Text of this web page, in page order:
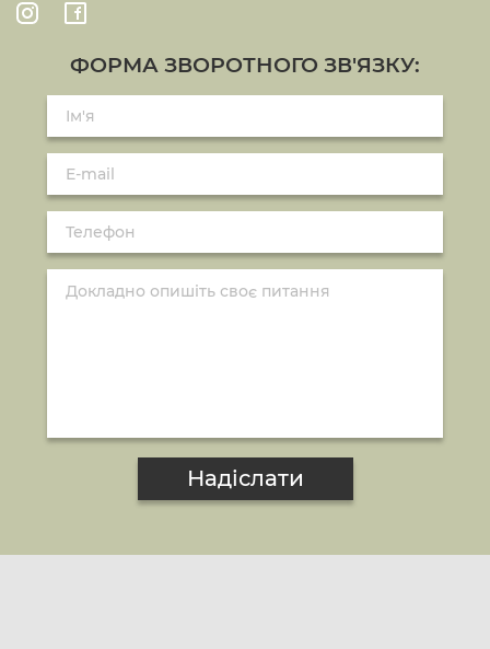
ФОРМА ЗВОРОТНОГО ЗВ'ЯЗКУ:
Надіслати